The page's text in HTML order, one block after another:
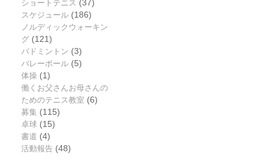
ショートテニス (37)
スケジュール(186)
ノルディックウォーキン
グ(121)
バドミントン (3)
バレーボール(5)
体操(1)
働くお父さんお母さんの
ためのテニス教室 (6)
募集 (115)
卓球 (15)
書道 (4)
活動報告(48)